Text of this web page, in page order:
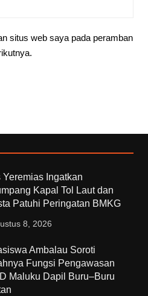
situs web saya pada peramban
Yeremias Ingatkan
Kapal Tol Laut dan
Patuhi Peringatan BMKG
8, 2026
Ambalau Soroti
Fungsi Pengawasan
Maluku Dapil Buru–Buru